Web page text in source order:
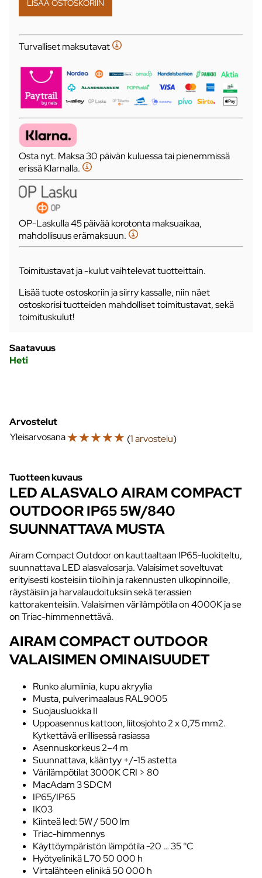
Turvalliset maksutavat
Osta nyt. Maksa 30 päivän kuluessa tai pienemmissä
erissä Klarnalla.
OP-Laskulla 45 päivää korotonta maksuaikaa,
mahdollisuus erämaksuun.
Toimitustavat ja -kulut vaihtelevat tuotteittain.
Lisää tuote ostoskoriin ja siirry kassalle, niin näet
ostoskorisi tuotteiden mahdolliset toimitustavat, sekä
toimituskulut!
Saatavuus
Heti
Arvostelut
Yleisarvosana☆☆☆☆☆ (1 arvostelu)
Tuotteen kuvaus
LED ALASVALO AIRAM COMPACT
OUTDOOR IP65 5W/840
SUUNNATTAVA MUSTA
Airam Compact Outdoor on kauttaaltaan IP65-luokiteltu,
suunnattava LED alasvalosarja. Valaisimet soveltuvat
erityisesti kosteisiin tiloihin ja rakennusten ulkopinnoille,
räystäisiin ja harvalaudoituksiin sekä terassien
kattorakenteisiin. Valaisimen värilämpötila on 4000K ja se
on Triac-himmennettävä.
AIRAM COMPACT OUTDOOR
VALAISIMEN OMINAISUUDET
Runko alumiinia, kupu akryylia
Musta, pulverimaalaus RAL9005
Suojausluokka II
Uppoasennus kattoon, liitosjohto 2 x 0,75 mm2.
Kytkettävä erillisessä rasiassa
Asennuskorkeus 2–4 m
Suunnattava, kääntyy +/-15 astetta
Värilämpötilat 3000K CRI > 80
MacAdam 3 SDCM
IP65/IP65
IK03
Kiinteä led: 5W / 500 lm
Triac-himmennys
Käyttöympäristön lämpötila -20 … 35 °C
Hyötyelinikä L70 50 000 h
Virtalähteen elinikä 50 000 h